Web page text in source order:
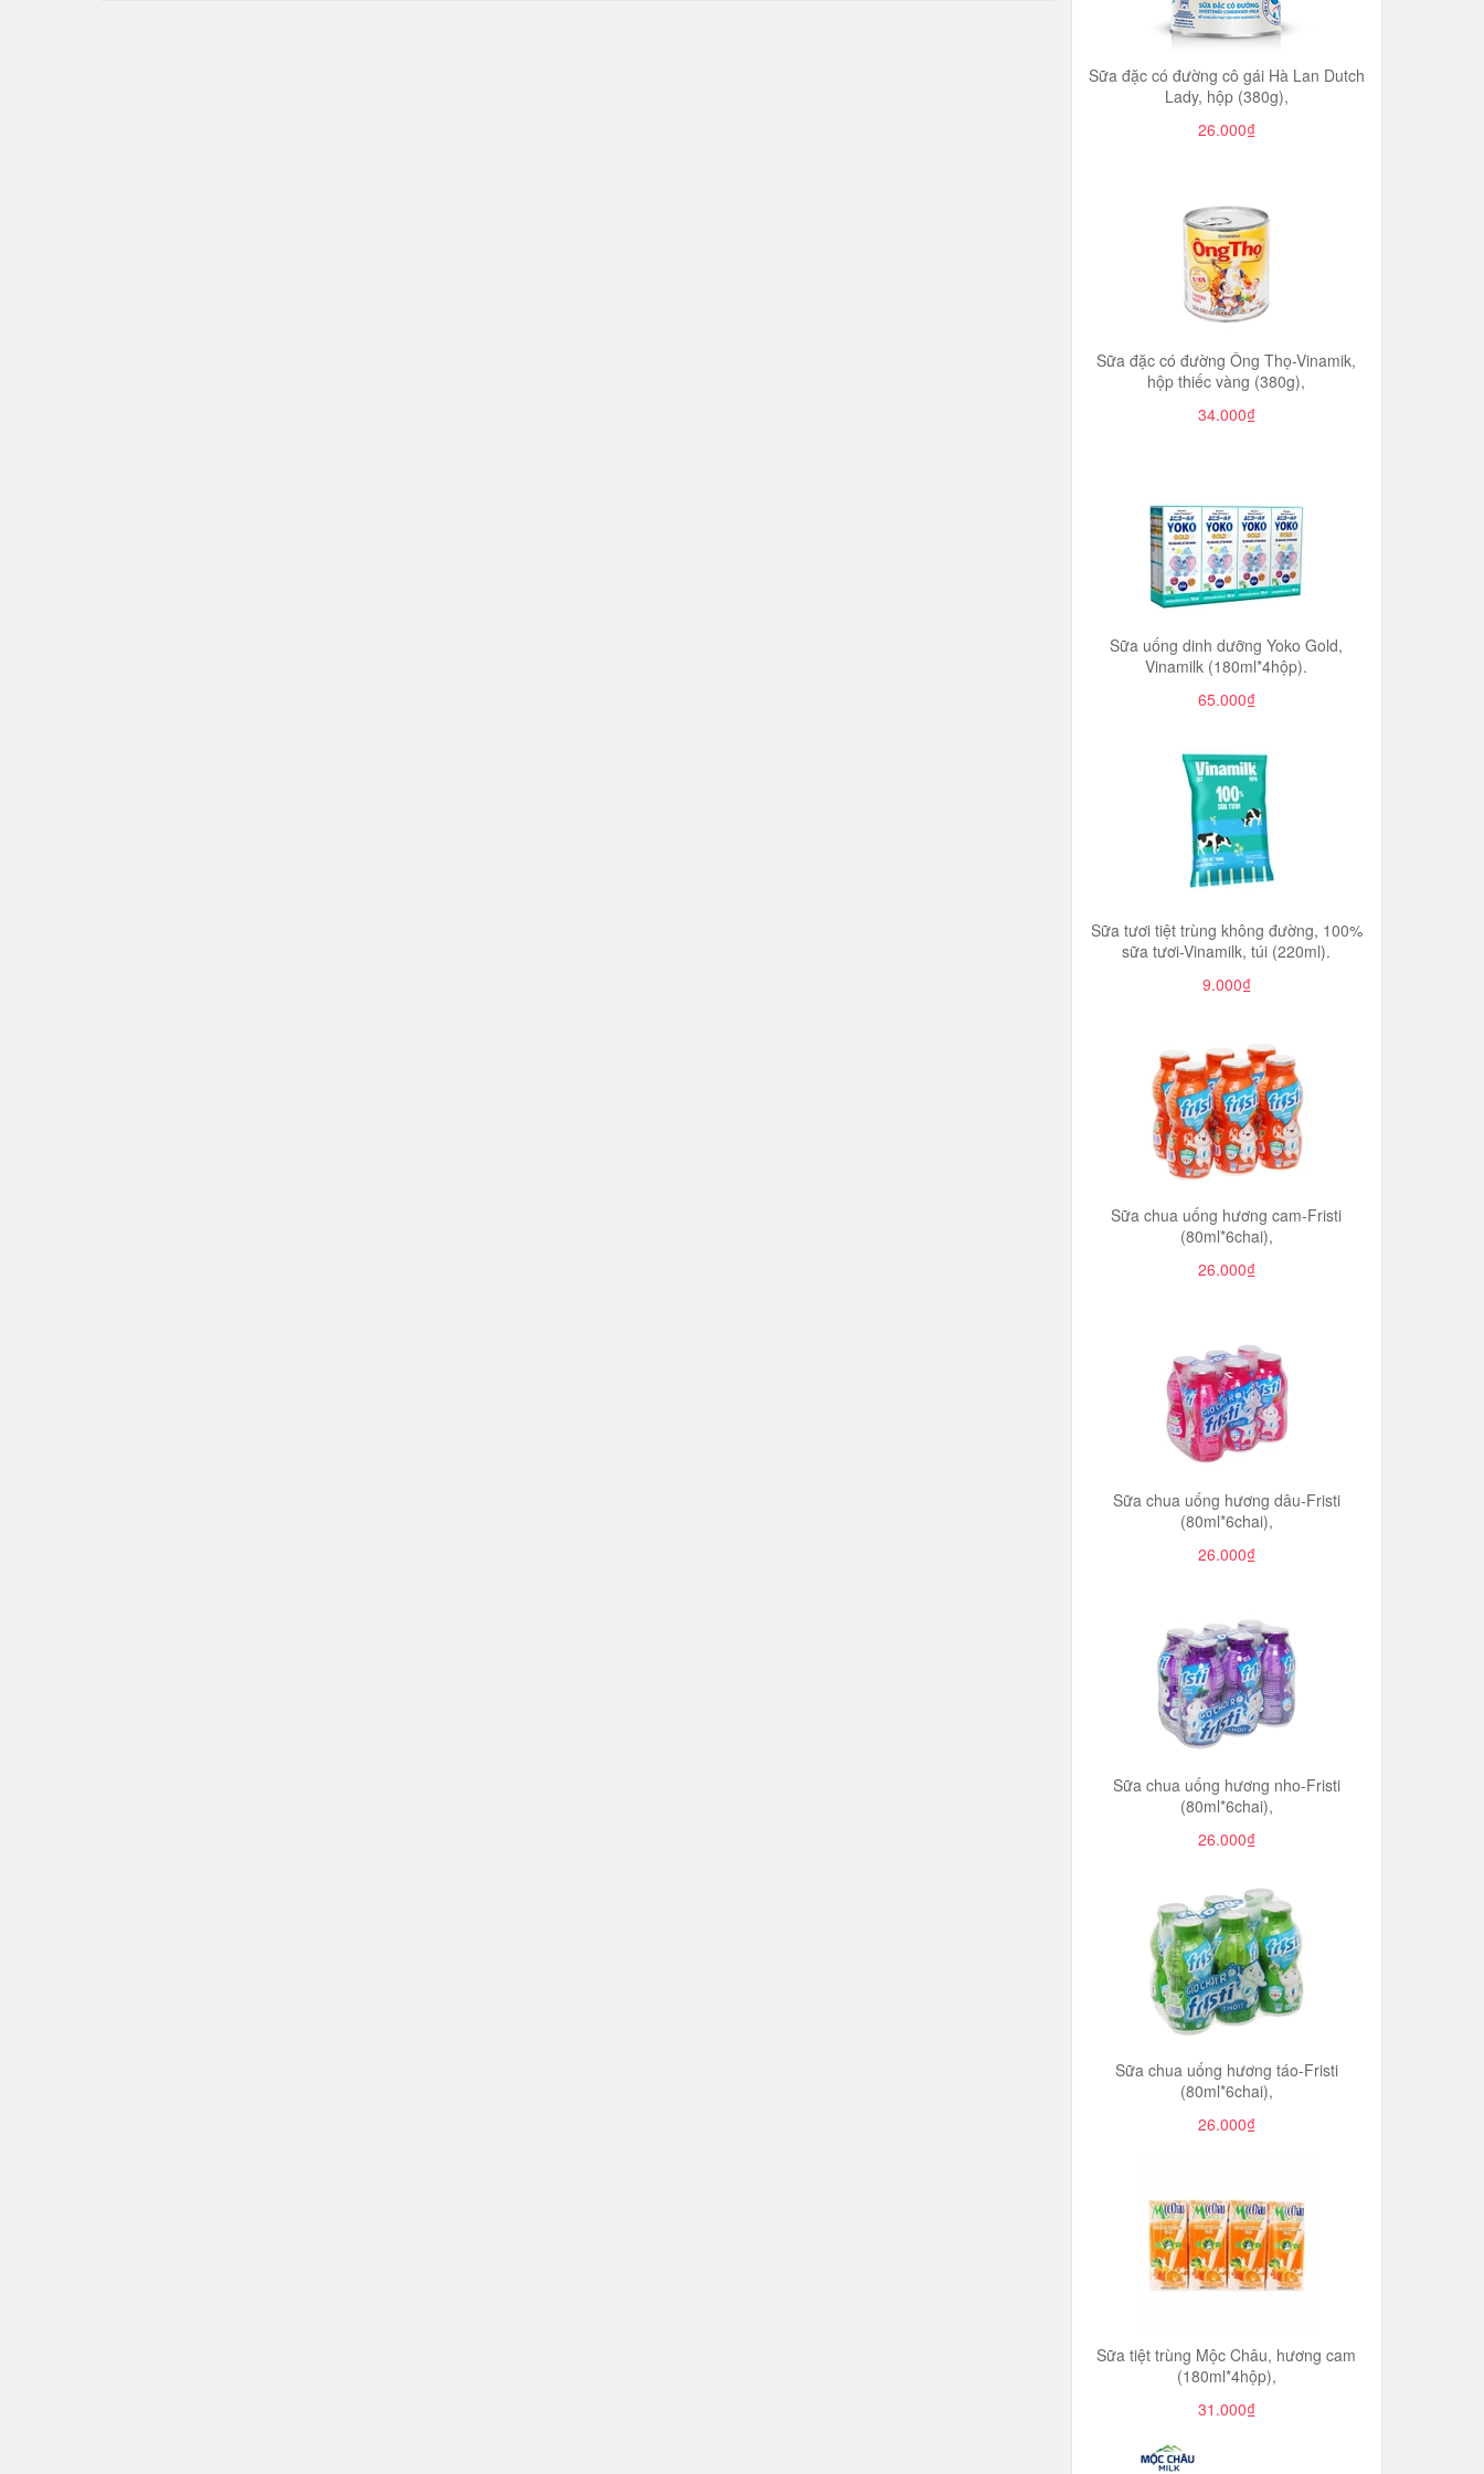
Sữa đặc có đường cô gái Hà Lan Dutch
Lady, hộp (380g),
26.000₫
Sữa đặc có đường Ông Thọ-Vinamik,
hộp thiếc vàng (380g),
34.000₫
Sữa uống dinh dưỡng Yoko Gold,
Vinamilk (180ml*4hộp).
65.000₫
Sữa tươi tiệt trùng không đường, 100%
sữa tươi-Vinamilk, túi (220ml).
9.000₫
Sữa chua uống hương cam-Fristi
(80ml*6chai),
26.000₫
Sữa chua uống hương dâu-Fristi
(80ml*6chai),
26.000₫
Sữa chua uống hương nho-Fristi
(80ml*6chai),
26.000₫
Sữa chua uống hương táo-Fristi
(80ml*6chai),
26.000₫
Sữa tiệt trùng Mộc Châu, hương cam
(180ml*4hộp),
31.000₫